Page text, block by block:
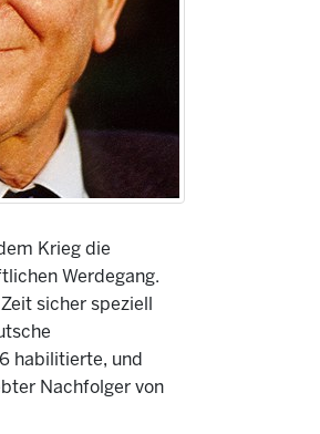
Krieg die
Werdegang.
sicher speziell
habilitierte, und
Nachfolger von